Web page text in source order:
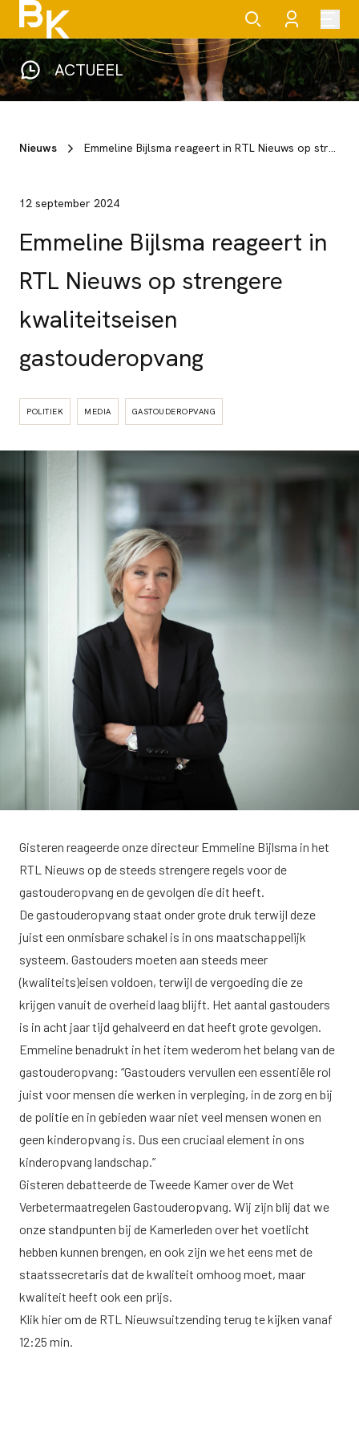
ACTUEEL
Nieuws Emmeline Bijlsma reageert in RTL Nieuws op strengere kwaliteitseisen gastouderopvang
12 september 2024
Emmeline Bijlsma reageert in
RTL Nieuws op strengere
kwaliteitseisen
gastouderopvang
POLITIEK MEDIA GASTOUDEROPVANG
Gisteren reageerde onze directeur Emmeline Bijlsma in het
RTL Nieuws op de steeds strengere regels voor de
gastouderopvang en de gevolgen die dit heeft.
De gastouderopvang staat onder grote druk terwijl deze
juist een onmisbare schakel is in ons maatschappelijk
systeem. Gastouders moeten aan steeds meer
(kwaliteits)eisen voldoen, terwijl de vergoeding die ze
krijgen vanuit de overheid laag blijft. Het aantal gastouders
is in acht jaar tijd gehalveerd en dat heeft grote gevolgen.
Emmeline benadrukt in het item wederom het belang van de
gastouderopvang: “Gastouders vervullen een essentiële rol
juist voor mensen die werken in verpleging, in de zorg en bij
de politie en in gebieden waar niet veel mensen wonen en
geen kinderopvang is. Dus een cruciaal element in ons
kinderopvang landschap.”
Gisteren debatteerde de Tweede Kamer over de Wet
Verbetermaatregelen Gastouderopvang. Wij zijn blij dat we
onze standpunten bij de Kamerleden over het voetlicht
hebben kunnen brengen, en ook zijn we het eens met de
staatssecretaris dat de kwaliteit omhoog moet, maar
kwaliteit heeft ook een prijs.
Klik hierom de RTL Nieuwsuitzending terug te kijken vanaf
12:25 min.